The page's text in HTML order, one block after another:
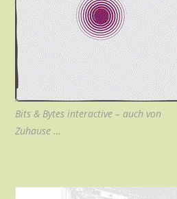
Bits & Bytes interactive – auch von
Zuhause …